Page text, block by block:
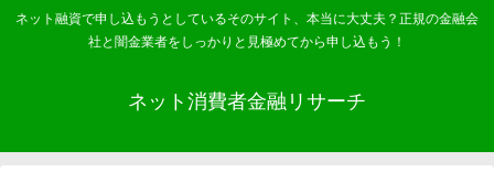
ネット融資で申し込もうとしているそのサイト、本当に大丈夫？正規の金融会
社と闇金業者をしっかりと見極めてから申し込もう！
ネット消費者金融リサーチ